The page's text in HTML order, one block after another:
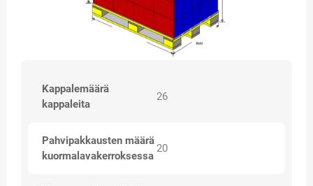
Kappalemäärä
kappaleita
26
Pahvipakkausten määrä
kuormalavakerroksessa
20